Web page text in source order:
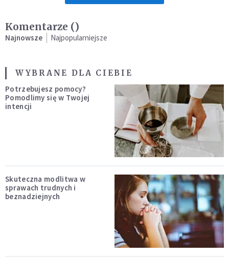
Komentarze ()
Najnowsze Najpopularniejsze
WYBRANE DLA CIEBIE
Potrzebujesz pomocy?
Pomodlimy się w Twojej
intencji
Skuteczna modlitwa w
sprawach trudnych i
beznadziejnych